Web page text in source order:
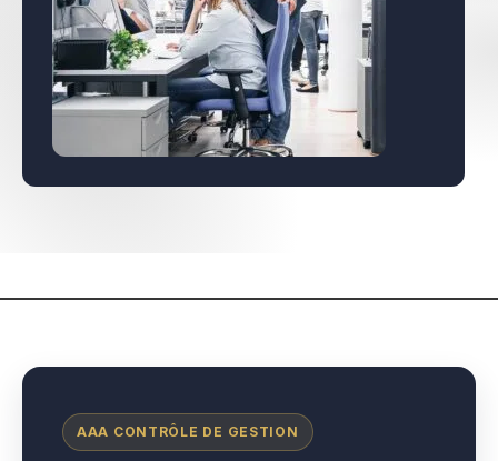
AAA CONTRÔLE DE GESTION